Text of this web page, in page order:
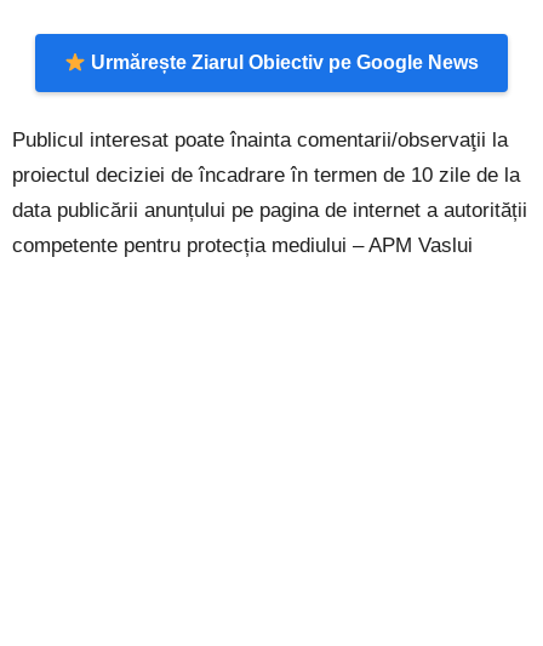
Urmărește Ziarul Obiectiv pe Google News
Publicul interesat poate înainta comentarii/observaţii la
proiectul deciziei de încadrare în termen de 10 zile de la
data publicării anunțului pe pagina de internet a autorității
competente pentru protecția mediului – APM Vaslui